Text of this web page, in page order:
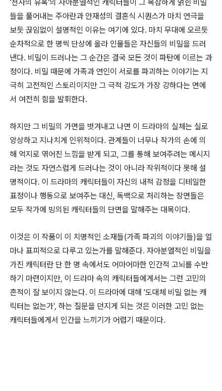
'천사의 유혹'의 자아분열적인 캐릭터들이 그 복잡하게 얽힌 비밀
들을 풀어내는 주아란과 안재성의 결혼식 시퀀스가 마치 연극을
보듯 끊임없이 설명적인 이유는 여기에 있다. 마치 무대에 오르듯
순차적으로 한 명씩 단상에 올라 인물들은 자신들의 비밀을 드러
낸다. 비밀이 드러나는 그 순간은 결국 모든 것이 파탄에 이르는 과
정이다. 비밀 때문에 가족과 연인이 서로를 파괴하는 이야기는 지
극히 고전적인 스토리이지만 그 극적 강도가 가장 강하다는 면에
서 여전히 힘을 발휘한다.
하지만 그 비밀의 가면을 벗겨내고 나면 이 드라마의 실체는 실로
앙상하고 지나치게 인위적이다. 관계들이 너무나 작가의 손에 의
해 억지로 엮어진 느낌을 받게 되고, 그를 통해 보여주려는 메시지
라는 것도 자연스럽게 드러나는 것이 아니라 작위적이다 못해 설
명적이다. 이 드라마의 캐릭터들이 자신의 내적 감정을 디테일한
표정이나 행동으로 보여주는 대신, 독백으로 처리하는 장면들은
모두 작가에 빙의된 캐릭터들의 단면을 말해주는 대목이다.
이것은 이 작품이 이 치명적인 소재들(가족 파괴의 이야기들)을 얼
마나 표피적으로 다루고 있는가를 말해준다. 자아분열적인 비밀을
가진 캐릭터란 단 한 명 속에서도 어마어마한 인간적 고뇌를 수반
하기 마련이지만, 이 드라마 속의 캐릭터들에게서는 그런 고민의
흔적이 잘 보이지 않는다. 이 드라마에 대해 '도대체 비밀 없는 캐
릭터는 없는가', 하는 질문을 던지게 되는 것은 이러한 고민 없는
캐릭터들에게서 인간을 느끼기가 어렵기 때문이다.